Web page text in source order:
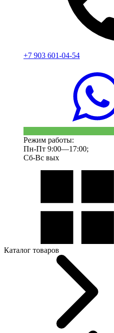
+7 903 601-04-54
Режим работы:
Пн-Пт 9:00—17:00;
Сб-Вс вых
Каталог товаров